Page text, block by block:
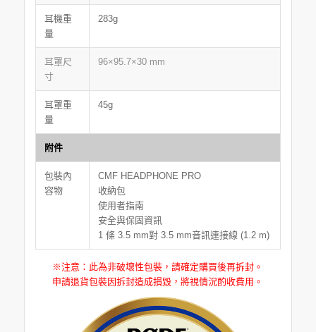
耳機重
量
283g
耳罩尺
寸
96×95.7×30 mm
耳罩重
量
45g
附件
包裝內
容物
CMF HEADPHONE PRO
收納包
使用者指南
安全與保固資訊
1 條 3.5 mm對 3.5 mm音訊連接線 (1.2 m)
※注意：此為非破壞性包裝，請確定購買後再拆封。
申請退貨包裝因拆封造成損毀，將視情況酌收費用。